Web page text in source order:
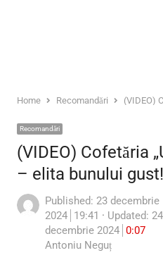
Home Recomandări (VIDEO)
Recomandări
(VIDEO) Cofetăria
– elita bunului gust!
Published: 23 decembrie
2024 19:41
Updated: 24
decembrie 2024 0:07
Author
Antoniu Neguț